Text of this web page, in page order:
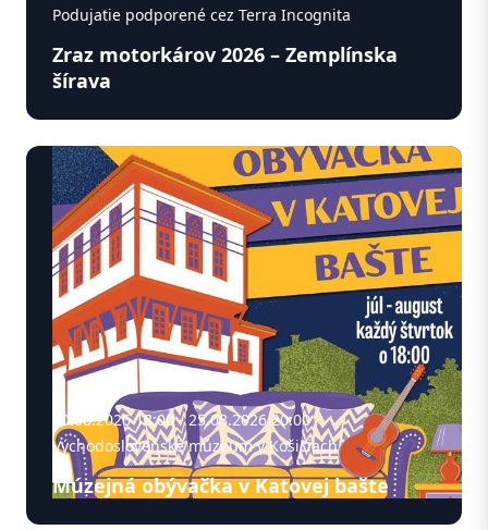
Podujatie podporené cez Terra Incognita
Zraz motorkárov 2026 – Zemplínska
šírava
20.08.2026 18:00 - 25.08.2026 20:00
Východoslovenské múzeum v Košiciach
Múzejná obývačka v Katovej bašte